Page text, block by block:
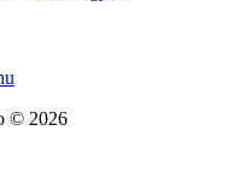
© 2026